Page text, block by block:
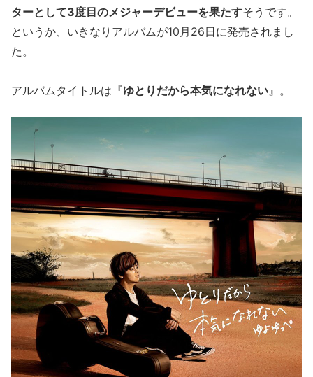
ターとして3度目のメジャーデビューを果たすそうです。
というか、いきなりアルバムが10月26日に発売されまし
た。
アルバムタイトルは『ゆとりだから本気になれない』。